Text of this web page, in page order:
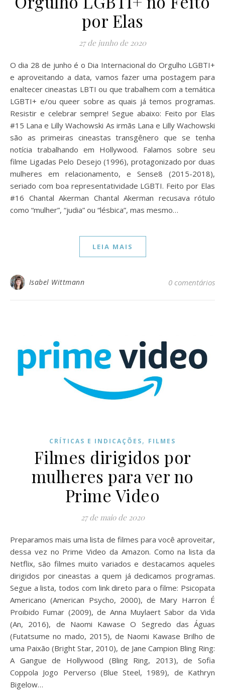
por Elas
27 de junho de 2020
O dia 28 de junho é o Dia Internacional do Orgulho LGBTI+
e aproveitando a data, vamos fazer uma postagem para
enaltecer cineastas LBTI ou que trabalhem com a temática
LGBTI+ e/ou queer sobre as quais já temos programas.
Resistir e celebrar sempre! Segue abaixo: Feito por Elas
#15 Lana e Lilly Wachowski As irmãs Lana e Lilly Wachowski
são as primeiras cineastas transgênero que se tenha
notícia trabalhando em Hollywood. Falamos sobre seu
filme Ligadas Pelo Desejo (1996), protagonizado por duas
mulheres em relacionamento, e Sense8 (2015-2018),
seriado com boa representatividade LGBTI. Feito por Elas
#16 Chantal Akerman Chantal Akerman recusava rótulo
como “mulher”, “judia” ou “lésbica”, mas mesmo…
LEIA MAIS
Isabel Wittmann 0 comentários
CRÍTICAS E INDICAÇÕES, FILMES
Filmes dirigidos por
mulheres para ver no
Prime Video
27 de maio de 2020
Preparamos mais uma lista de filmes para você aproveitar,
dessa vez no Prime Video da Amazon. Como na lista da
Netflix, são filmes muito variados e destacamos aqueles
dirigidos por cineastas a quem já dedicamos programas.
Segue a lista, todos com link direto para o filme: Psicopata
Americano (American Psycho, 2000), de Mary Harron É
Proibido Fumar (2009), de Anna Muylaert Sabor da Vida
(An, 2016), de Naomi Kawase O Segredo das Águas
(Futatsume no mado, 2015), de Naomi Kawase Brilho de
uma Paixão (Bright Star, 2010), de Jane Campion Bling Ring:
A Gangue de Hollywood (Bling Ring, 2013), de Sofia
Coppola Jogo Perverso (Blue Steel, 1989), de Kathryn
Bigelow…